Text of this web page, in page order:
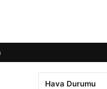
Hava Durumu